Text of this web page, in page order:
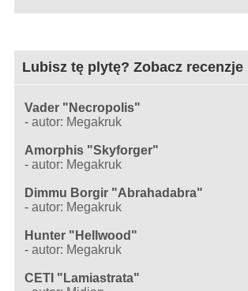
Lubisz tę plytę? Zobacz recenzje
Vader "Necropolis"
-autor: Megakruk
Amorphis "Skyforger"
-autor: Megakruk
Dimmu Borgir "Abrahadabra"
-autor: Megakruk
Hunter "Hellwood"
-autor: Megakruk
CETI "Lamiastrata"